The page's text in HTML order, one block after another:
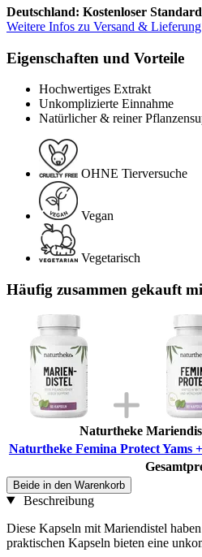
Deutschland: Kostenloser
Weitere Infos zu Versand & Lieferung
Eigenschaften und Vorteile
Hochwertiges Extrakt
Unkomplizierte Einnahme
Natürlicher & reiner
OHNE Tierversuche
Vegan
Vegetarisch
Häufig zusammen gekauft
Naturtheke
Naturtheke Femina Protect Yams
Beide in den Warenkorb
Beschreibung
Diese Kapseln mit Mariendistel
praktischen Kapseln bieten eine